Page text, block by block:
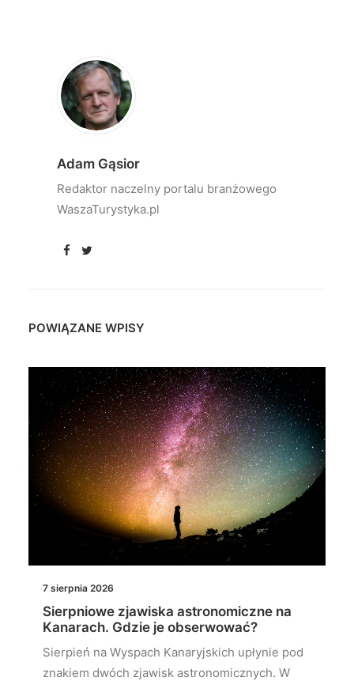
Adam Gąsior
Redaktor naczelny portalu branżowego
WaszaTurystyka.pl
POWIĄZANE WPISY
7 sierpnia 2026
Sierpniowe zjawiska astronomiczne na
Kanarach. Gdzie je obserwować?
Sierpień na Wyspach Kanaryjskich upłynie pod
znakiem dwóch zjawisk astronomicznych. W